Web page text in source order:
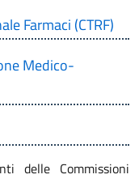
Farmaci (CTRF)
Medico-
delle Commissioni